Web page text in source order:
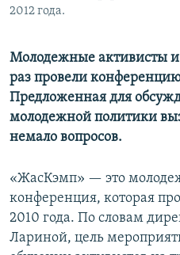
2012 года.
Молодежные активисты и
раз провели
Предложенная для
молодежной политики
немало вопросов.
«ЖасКэмп» — это
конференция, которая
2010 года. По словам
Лариной, цель